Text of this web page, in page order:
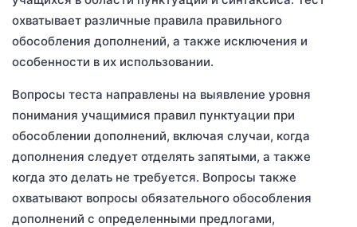
охватывает различные правила правильного
обособления дополнений, а также исключения и
особенности в их использовании.
Вопросы теста направлены на выявление уровня
понимания учащимися правил пунктуации при
обособлении дополнений, включая случаи, когда
дополнения следует отделять запятыми, а также
когда это делать не требуется. Вопросы также
охватывают вопросы обязательного обособления
дополнений с определенными предлогами,